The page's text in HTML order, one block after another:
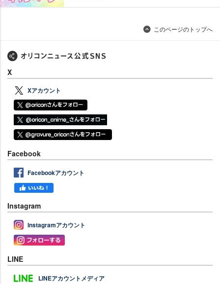
このページのトップへ
X
Xアカウント
Facebook
Facebookアカウント
Instagram
Instagramアカウント
LINE
LINEアカウントメディア